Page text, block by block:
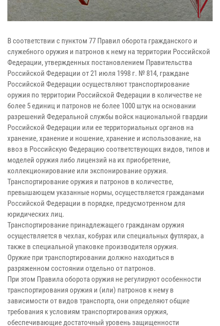
В соответствии с пунктом 77 Правил оборота гражданского и
служебного оружия и патронов к нему на территории Российской
Федерации, утвержденных постановлением Правительства
Российской Федерации от 21 июля 1998 г. № 814, граждане
Российской Федерации осуществляют транспортирование
оружия по территории Российской Федерации в количестве не
более 5 единиц и патронов не более 1000 штук на основании
разрешений Федеральной службы войск национальной гвардии
Российской Федерации или ее территориальных органов на
хранение, хранение и ношение, хранение и использование, на
ввоз в Российскую Федерацию соответствующих видов, типов и
моделей оружия либо лицензий на их приобретение,
коллекционирование или экспонирование оружия.
Транспортирование оружия и патронов в количестве,
превышающем указанные нормы, осуществляется гражданами
Российской Федерации в порядке, предусмотренном для
юридических лиц.
Транспортирование принадлежащего гражданам оружия
осуществляется в чехлах, кобурах или специальных футлярах, а
также в специальной упаковке производителя оружия.
Оружие при транспортировании должно находиться в
разряженном состоянии отдельно от патронов.
При этом Правила оборота оружия не регулируют особенности
транспортирования оружия и (или) патронов к нему в
зависимости от видов транспорта, они определяют общие
требования к условиям транспортирования оружия,
обеспечивающие достаточный уровень защищенности